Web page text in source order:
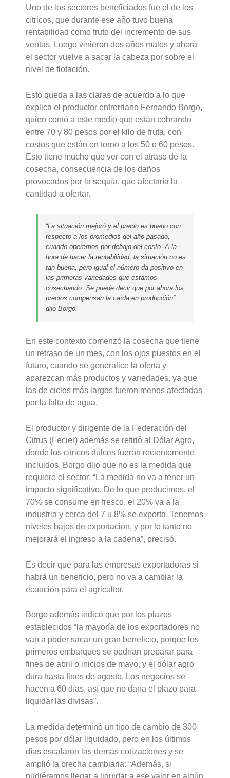
Uno de los sectores beneficiados fue el de los
cítricos, que durante ese año tuvo buena
rentabilidad como fruto del incremento de sus
ventas. Luego vinieron dos años malos y ahora
el sector vuelve a sacar la cabeza por sobre el
nivel de flotación.
Esto queda a las claras de acuerdo a lo que
explica el productor entrerriano Fernando Borgo,
quien contó a este medio que están cobrando
entre 70 y 80 pesos por el kilo de fruta, con
costos que están en torno a los 50 o 60 pesos.
Esto tiene mucho que ver con el atraso de la
cosecha, consecuencia de los daños
provocados por la sequía, que afectaría la
cantidad a ofertar.
“La situación mejoró y el precio es bueno con
respecto a los promedios del año pasado,
cuando operamos por debajo del costo. A la
hora de hacer la rentabilidad, la situación no es
tan buena, pero igual el número da positivo en
las primeras variedades que estamos
cosechando. Se puede decir que por ahora los
precios compensan la caída en producción”
dijo Borgo.
En este contexto comenzó la cosecha que tiene
un retraso de un mes, con los ojos puestos en el
futuro, cuando se generalice la oferta y
aparezcan más productos y variedades, ya que
las de ciclos más largos fueron menos afectadas
por la falta de agua.
El productor y dirigente de la Federación del
Citrus (Fecier) además se refirió al Dólar Agro,
donde los cítricos dulces fueron recientemente
incluidos. Borgo dijo que no es la medida que
requiere el sector: “La medida no va a tener un
impacto significativo. De lo que producimos, el
70% se consume en fresco, el 20% va a la
industria y cerca del 7 u 8% se exporta. Tenemos
niveles bajos de exportación, y por lo tanto no
mejorará el ingreso a la cadena”, precisó.
Es decir que para las empresas exportadoras si
habrá un beneficio, pero no va a cambiar la
ecuación para el agricultor.
Borgo además indicó que por los plazos
establecidos “la mayoría de los exportadores no
van a poder sacar un gran beneficio, porque los
primeros embarques se podrían preparar para
fines de abril o inicios de mayo, y el dólar agro
dura hasta fines de agosto. Los negocios se
hacen a 60 días, así que no daría el plazo para
liquidar las divisas”.
La medida determinó un tipo de cambio de 300
pesos por dólar liquidado, pero en los últimos
días escalaron las demás cotizaciones y se
amplió la brecha cambiaria: “Además, si
pudiéramos llegar a liquidar a ese valor en algún